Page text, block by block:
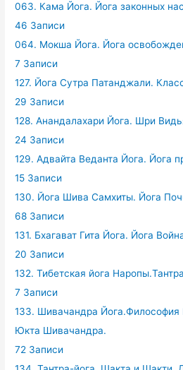
063. Кама Йога. Йога законных
46 Записи
064. Мокша Йога. Йога
7 Записи
127. Йога Сутра Патанджали.
29 Записи
128. Анандалахари Йога. Шри
24 Записи
129. Адвайта Веданта Йога. Йога
15 Записи
130. Йога Шива Самхиты. Йога
68 Записи
131. Бхагават Гита Йога. Йога
20 Записи
132. Тибетская йога
7 Записи
133. Шивачандра
Юкта Шивачандра.
72 Записи